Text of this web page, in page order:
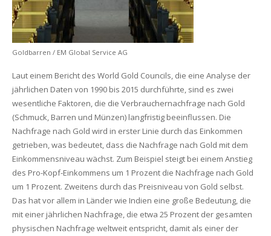
Goldbarren / EM Global Service AG
Laut einem Bericht des World Gold Councils, die eine Analyse der
jährlichen Daten von 1990 bis 2015 durchführte, sind es zwei
wesentliche Faktoren, die die Verbrauchernachfrage nach Gold
(Schmuck, Barren und Münzen) langfristig beeinflussen. Die
Nachfrage nach Gold wird in erster Linie durch das Einkommen
getrieben, was bedeutet, dass die Nachfrage nach Gold mit dem
Einkommensniveau wächst. Zum Beispiel steigt bei einem Anstieg
des Pro-Kopf-Einkommens um 1 Prozent die Nachfrage nach Gold
um 1 Prozent. Zweitens durch das Preisniveau von Gold selbst.
Das hat vor allem in Länder wie Indien eine große Bedeutung, die
mit einer jährlichen Nachfrage, die etwa 25 Prozent der gesamten
physischen Nachfrage weltweit entspricht, damit als einer der